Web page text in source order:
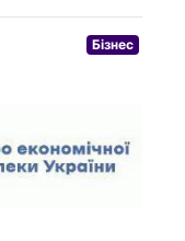
Бізнес